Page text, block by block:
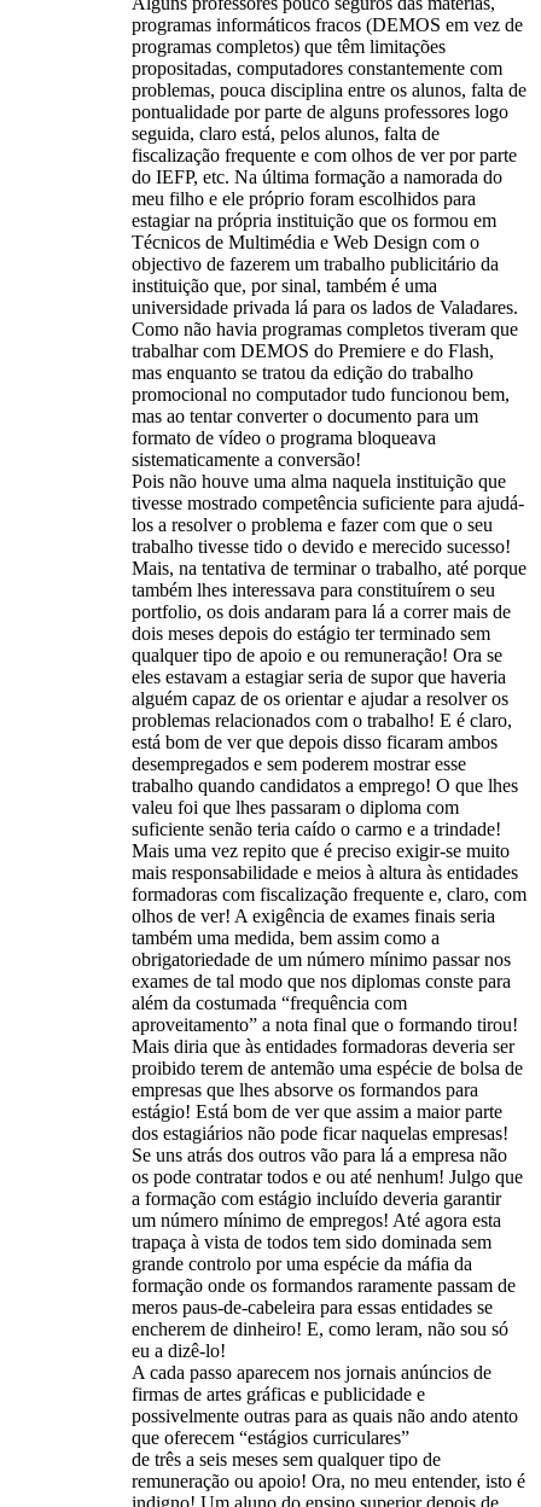
programas informáticos fracos (DEMOS em vez de
programas completos) que têm limitações
propositadas, computadores constantemente com
problemas, pouca disciplina entre os alunos, falta de
pontualidade por parte de alguns professores logo
seguida, claro está, pelos alunos, falta de
fiscalização frequente e com olhos de ver por parte
do IEFP, etc. Na última formação a namorada do
meu filho e ele próprio foram escolhidos para
estagiar na própria instituição que os formou em
Técnicos de Multimédia e Web Design com o
objectivo de fazerem um trabalho publicitário da
instituição que, por sinal, também é uma
universidade privada lá para os lados de Valadares.
Como não havia programas completos tiveram que
trabalhar com DEMOS do Premiere e do Flash,
mas enquanto se tratou da edição do trabalho
promocional no computador tudo funcionou bem,
mas ao tentar converter o documento para um
formato de vídeo o programa bloqueava
sistematicamente a conversão!
Pois não houve uma alma naquela instituição que
tivesse mostrado competência suficiente para ajudá-
los a resolver o problema e fazer com que o seu
trabalho tivesse tido o devido e merecido sucesso!
Mais, na tentativa de terminar o trabalho, até porque
também lhes interessava para constituírem o seu
portfolio, os dois andaram para lá a correr mais de
dois meses depois do estágio ter terminado sem
qualquer tipo de apoio e ou remuneração! Ora se
eles estavam a estagiar seria de supor que haveria
alguém capaz de os orientar e ajudar a resolver os
problemas relacionados com o trabalho! E é claro,
está bom de ver que depois disso ficaram ambos
desempregados e sem poderem mostrar esse
trabalho quando candidatos a emprego! O que lhes
valeu foi que lhes passaram o diploma com
suficiente senão teria caído o carmo e a trindade!
Mais uma vez repito que é preciso exigir-se muito
mais responsabilidade e meios à altura às entidades
formadoras com fiscalização frequente e, claro, com
olhos de ver! A exigência de exames finais seria
também uma medida, bem assim como a
obrigatoriedade de um número mínimo passar nos
exames de tal modo que nos diplomas conste para
além da costumada “frequência com
aproveitamento” a nota final que o formando tirou!
Mais diria que às entidades formadoras deveria ser
proibido terem de antemão uma espécie de bolsa de
empresas que lhes absorve os formandos para
estágio! Está bom de ver que assim a maior parte
dos estagiários não pode ficar naquelas empresas!
Se uns atrás dos outros vão para lá a empresa não
os pode contratar todos e ou até nenhum! Julgo que
a formação com estágio incluído deveria garantir
um número mínimo de empregos! Até agora esta
trapaça à vista de todos tem sido dominada sem
grande controlo por uma espécie da máfia da
formação onde os formandos raramente passam de
meros paus-de-cabeleira para essas entidades se
encherem de dinheiro! E, como leram, não sou só
eu a dizê-lo!
A cada passo aparecem nos jornais anúncios de
firmas de artes gráficas e publicidade e
possivelmente outras para as quais não ando atento
que oferecem “estágios curriculares”
de três a seis meses sem qualquer tipo de
remuneração ou apoio! Ora, no meu entender, isto é